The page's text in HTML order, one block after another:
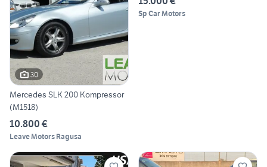
30
Mercedes SLK 200 Kompressor
(M1518)
10.800 €
Leave Motors Ragusa
Sp Car Motors